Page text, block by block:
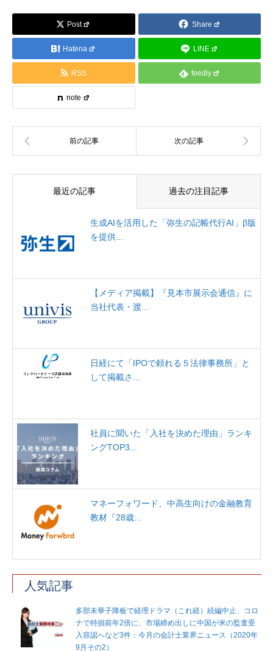
Post Share
Hatena LINE
RSS feedly
note
最近の記事 過去の注目記事
生成AIを活用した「弥生の記帳代行AI」β版
を提供...
【メディア掲載】『見本市展示会通信』に
当社代表・渡...
日経にて「IPOで頼れる５法律事務所」と
して掲載さ...
社員に聞いた「入社を決めた理由」ランキ
ングTOP3...
マネーフォワード、中高生向けの金融教育
教材『28歳...
人気記事
多部未華子降板で経理ドラマ（これ経）続編中止、コロ
ナで特損前年2倍に、市場締め出しに中国が米の監査受
入容認へなど3件：今月の会計士業界ニュース（2020年
9月その2）